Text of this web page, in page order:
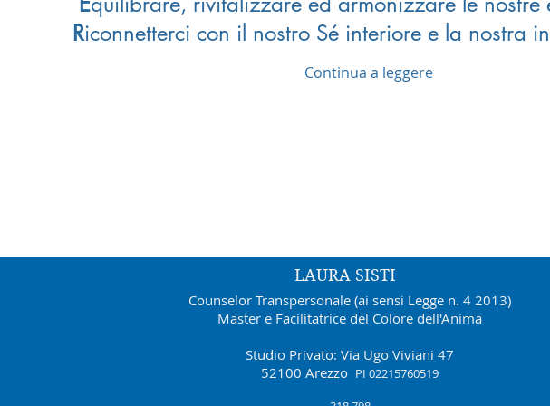
Riconnetterci con il nostro Sé interiore e la nostra
Continua a leggere
LAURA SISTI
Counselor Transpersonale (ai sensi Legge n. 4 2013)
Master e Facilitatrice del Colore dell'Anima
Studio Privato: Via Ugo Viviani 47
52100 Arezzo PI 02215760519